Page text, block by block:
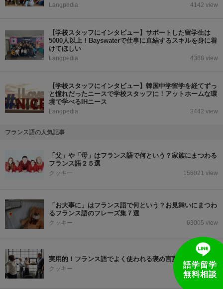
Langpedia 4142 view
【学校スタッフにインタビュー】サポートした留学生は
5000人以上！Bayswaterで仕事に直結するスキルを身に着
けてほしい
Langpedia 4388 view
【学校スタッフにインタビュー】韓国中学留学を経てずっ
と憧れだったニースで学校スタッフに！アットホームな環
境で学べるIHニース
Langpedia 3442 view
フランス語の人気記事
「父」や「母」はフランス語で何という？家族にまつわる
フランス語２５選
クッキー 156021 view
「お大事に」はフランス語で何という？お見舞いにまつわ
るフランス語のフレーズ集７選
クッキー 63005 view
実用的！フランス語でよく使われる褒め言葉７選
クッキー 68556 view
語学留学
無料相談